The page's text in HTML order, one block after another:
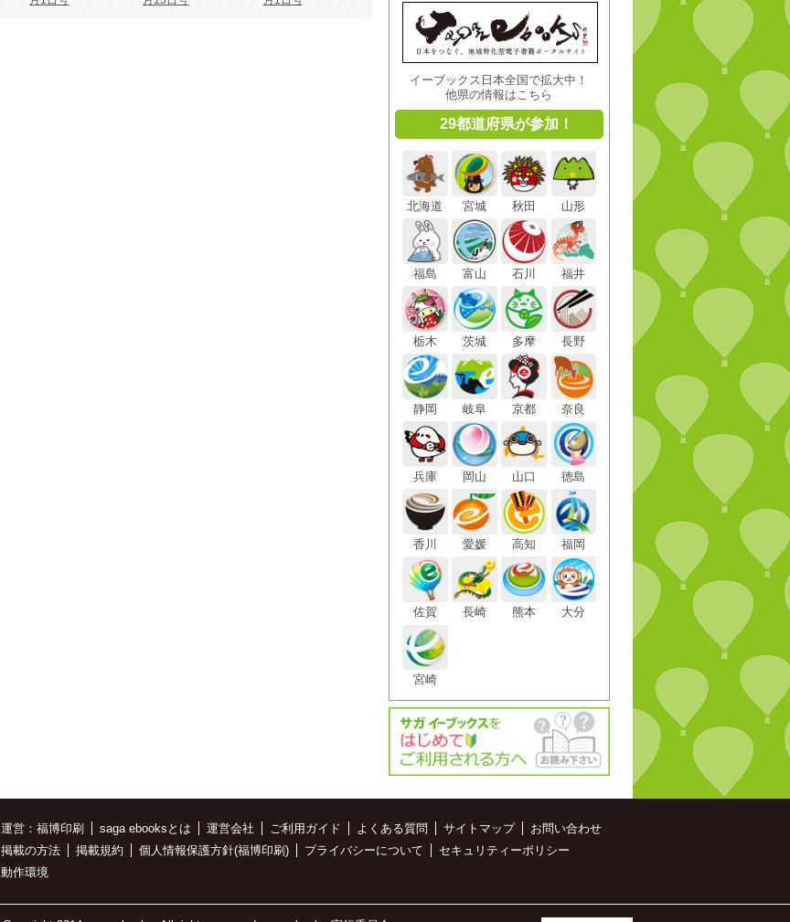
イーブックス日本全国で拡大中！
他県の情報はこちら
29都道府県が参加！
北海道 宮城 秋田 山形
福島 富山 石川 福井
栃木 茨城 多摩 長野
静岡 岐阜 京都 奈良
兵庫 岡山 山口 徳島
香川 愛媛 高知 福岡
佐賀 長崎 熊本 大分
宮崎
運営：福博印刷 saga ebooksとは 運営会社 ご利用ガイド よくある質問 サイトマップ
お問い合わせ
掲載の方法
掲載規約 個人情報保護方針(福博印刷) プライバシーについて
セキュリティーポリシー
動作環境